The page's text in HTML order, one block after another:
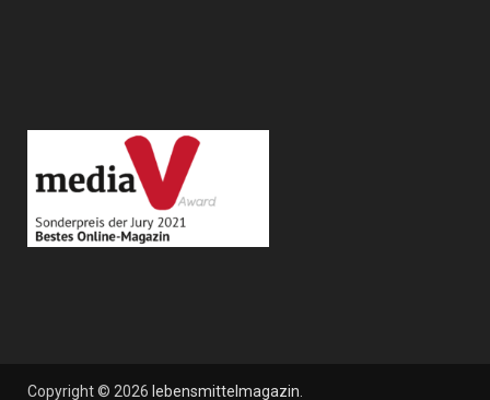
Copyright © 2026 lebensmittelmagazin